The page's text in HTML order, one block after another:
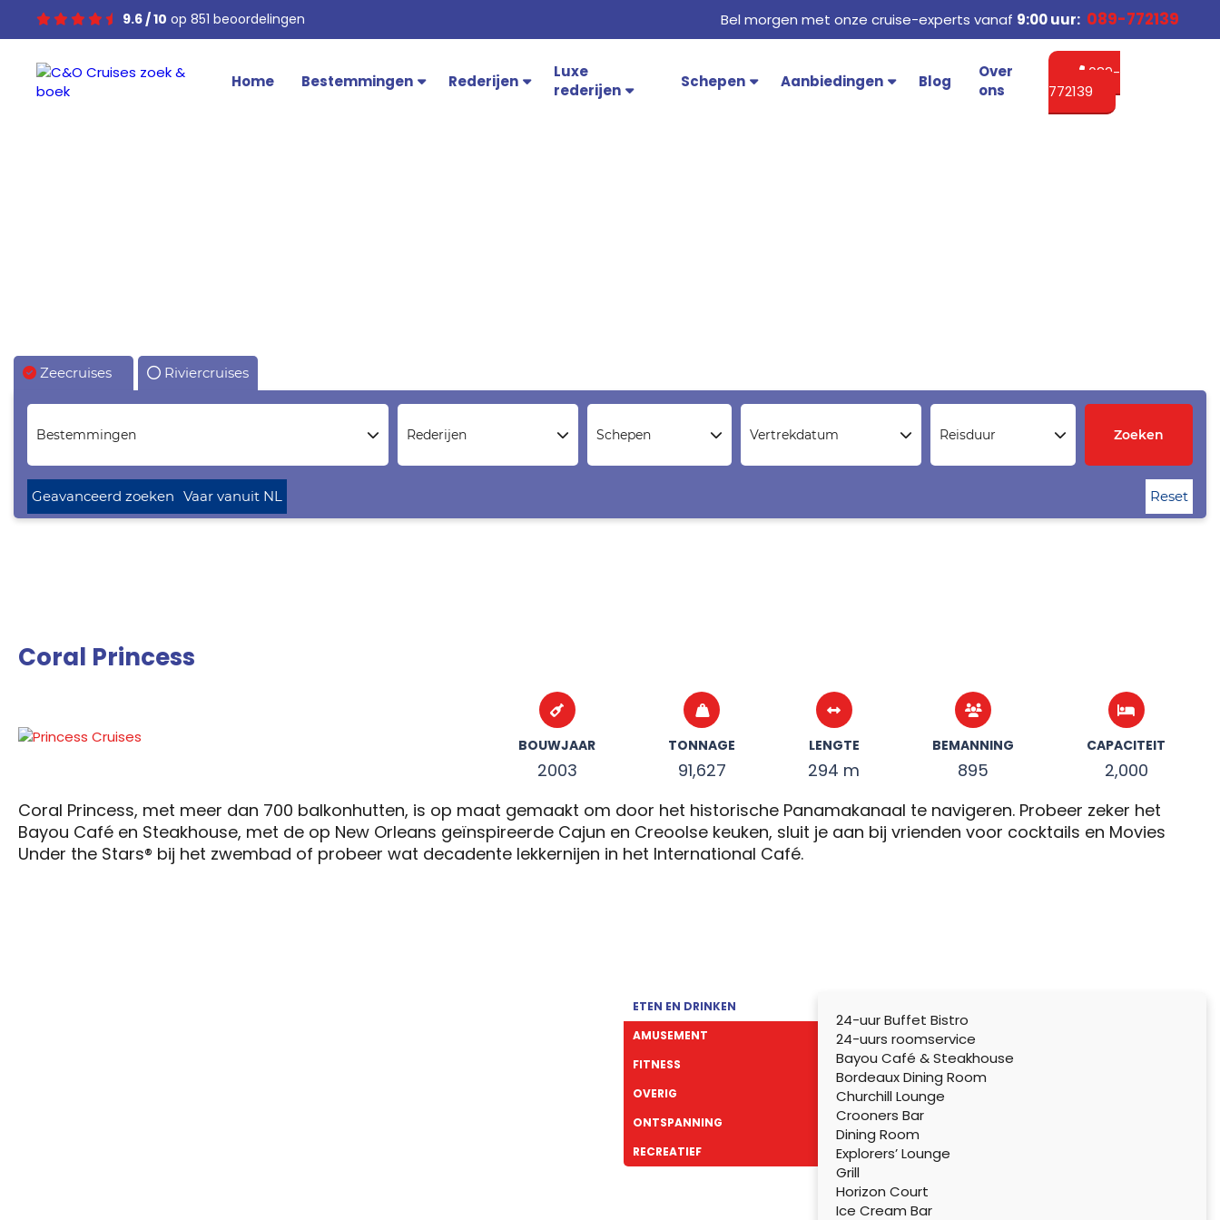
9.6 / 10 op 851 beoordelingen Bel morgen met onze cruise-experts vanaf 9:00 uur: 089-772139
Home Bestemmingen Rederijen
Luxe
rederijen
Schepen Aanbiedingen Blog
Over
ons
089-
772139
Zeecruises Riviercruises
Bestemmingen Rederijen Schepen Vertrekdatum Reisduur Zoeken
Geavanceerd zoeken Vaar vanuit NL Reset
Coral Princess
BOUWJAAR
2003
TONNAGE
91,627
LENGTE
294 m
BEMANNING
895
CAPACITEIT
2,000
Coral Princess, met meer dan 700 balkonhutten, is op maat gemaakt om door het historische Panamakanaal te navigeren. Probeer zeker het
Bayou Café en Steakhouse, met de op New Orleans geïnspireerde Cajun en Creoolse keuken, sluit je aan bij vrienden voor cocktails en Movies
Under the Stars® bij het zwembad of probeer wat decadente lekkernijen in het International Café.
ETEN EN DRINKEN
AMUSEMENT
FITNESS
OVERIG
ONTSPANNING
RECREATIEF
24-uur Buffet Bistro
24-uurs roomservice
Bayou Café & Steakhouse
Bordeaux Dining Room
Churchill Lounge
Crooners Bar
Dining Room
Explorers’ Lounge
Grill
Horizon Court
Ice Cream Bar